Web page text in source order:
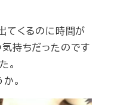
てくるのに時間が
持ちだったのです
。
。